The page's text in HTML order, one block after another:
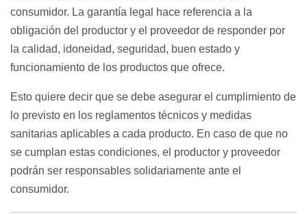
consumidor. La garantía legal hace referencia a la
obligación del productor y el proveedor de responder por
la calidad, idoneidad, seguridad, buen estado y
funcionamiento de los productos que ofrece.
Esto quiere decir que se debe asegurar el cumplimiento de
lo previsto en los reglamentos técnicos y medidas
sanitarias aplicables a cada producto. En caso de que no
se cumplan estas condiciones, el productor y proveedor
podrán ser responsables solidariamente ante el
consumidor.